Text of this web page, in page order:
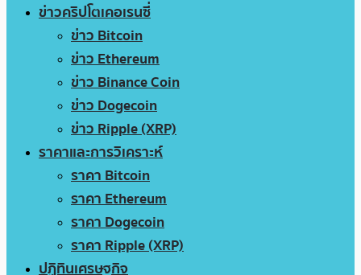
ข่าวคริปโตเคอเรนซี่
ข่าว Bitcoin
ข่าว Ethereum
ข่าว Binance Coin
ข่าว Dogecoin
ข่าว Ripple (XRP)
ราคาและการวิเคราะห์
ราคา Bitcoin
ราคา Ethereum
ราคา Dogecoin
ราคา Ripple (XRP)
ปฏิทินเศรษฐกิจ